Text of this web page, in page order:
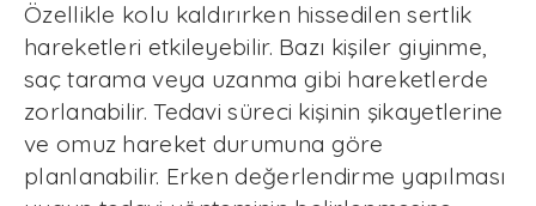
Özellikle kolu kaldırırken hissedilen sertlik
hareketleri etkileyebilir. Bazı kişiler giyinme,
saç tarama veya uzanma gibi hareketlerde
zorlanabilir. Tedavi süreci kişinin şikayetlerine
ve omuz hareket durumuna göre
planlanabilir. Erken değerlendirme yapılması